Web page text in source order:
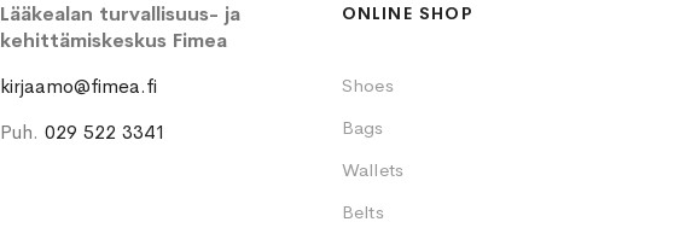
Lääkealan turvallisuus- ja
kehittämiskeskus Fimea
kirjaamo@fimea.fi
Puh.029 522 3341
ONLINE SHOP
Shoes
Bags
Wallets
Belts